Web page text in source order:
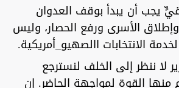
يجب أن يبدأ بوقف العدوان
الأسرى ورفع الحصار، وليس
الانتخابات االصهيو_أمريكية.
لا ننظر إلى الخلف لنسترجع
منها القوة لمواجهة الحاضر. إن